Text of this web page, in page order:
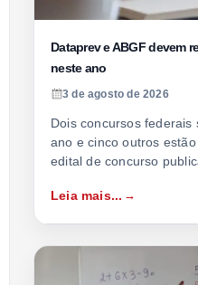
Dataprev e ABGF devem
neste ano
3 de agosto de 2026
Dois concursos federais
ano e cinco outros
edital de concurso
Leia mais...